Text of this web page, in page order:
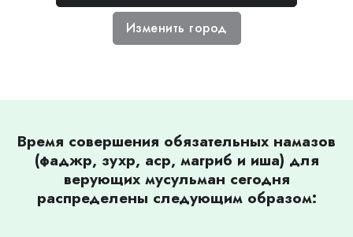
Изменить город
Время совершения обязательных намазов
(фаджр, зухр, аср, магриб и иша) для
верующих мусульман сегодня
распределены следующим образом: